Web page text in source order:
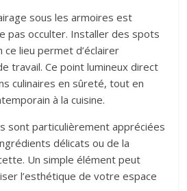
sous les armoires est
pas occulter. Installer des spots
ce lieu permet d’éclairer
travail. Ce point lumineux direct
culinaires en sûreté, tout en
à la cuisine.
sont particulièrement appréciées
délicats ou de la
Un simple élément peut
l’esthétique de votre espace